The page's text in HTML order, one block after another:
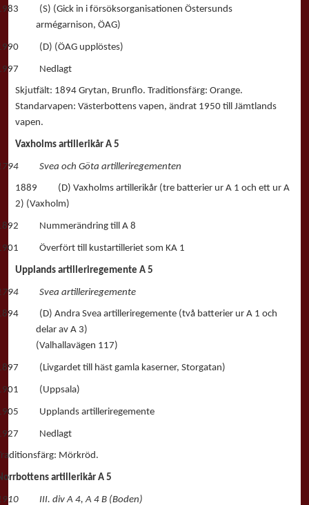
(S) (Gick in i försöksorganisationen Östersunds
armégarnison, ÖAG)
(D) (ÖAG upplöstes)
Nedlagt
Skjutfält: 1894 Grytan, Brunflo. Traditionsfärg: Orange.
Standarvapen: Västerbottens vapen, ändrat 1950 till Jämtlands
vapen.
Vaxholms artillerikår A 5
Svea och Göta artilleriregementen
1889 (D) Vaxholms artillerikår (tre batterier ur A 1 och ett ur A
2) (Vaxholm)
Nummerändring till A 8
Överfört till kustartilleriet som KA 1
Upplands artilleriregemente A 5
Svea artilleriregemente
(D) Andra Svea artilleriregemente (två batterier ur A 1 och
delar av A 3)
(Valhallavägen 117)
(Livgardet till häst gamla kaserner, Storgatan)
(Uppsala)
Upplands artilleriregemente
Nedlagt
Mörkröd.
artillerikår A 5
III. div A 4, A 4 B (Boden)